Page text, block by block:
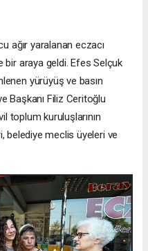
ağır yaralanan eczacı
bir araya geldi. Efes Selçuk
yürüyüş ve basın
Başkanı Filiz Ceritoğlu
toplum kuruluşlarının
belediye meclis üyeleri ve